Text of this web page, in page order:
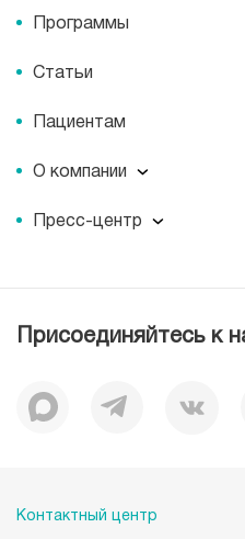
Программы
Статьи
Пациентам
О компании
Вакансии
Документы
История
Пресс-центр
Журнал для пациентов
Присоединяйтесь к
Контактный центр